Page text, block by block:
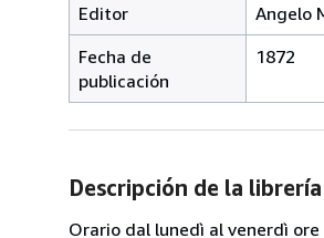
Editor
Angelo
Fecha de
publicación
1872
Descripción de la librería
Orario dal lunedì al venerdì